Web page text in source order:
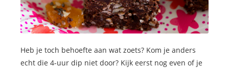
Heb je toch behoefte aan wat zoets? Kom je anders
echt die 4-uur dip niet door? Kijk eerst nog even of je